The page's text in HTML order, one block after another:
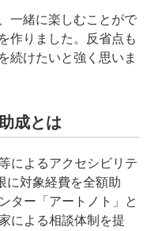
一緒に楽しむことがで
作りました。反省点も
続けたいと強く思いま
成とは
によるアクセシビリテ
に対象経費を全額助
ター「アートノト」と
による相談体制を提